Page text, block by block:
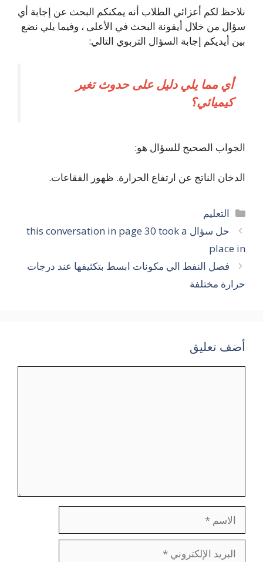
نلاحظ لكم أعزائي الطلاب أنه يمكنكم البحث عن إجابة أي
سؤال من خلال أيقونة البحث في الأعلى ، وفيما يلي نضع
بين أيديكم إجابة السؤال التربوي التالي:
أي مما يلي دليل على حدوث تغير
كيميائي؟
الجواب الصحيح للسؤال هو:
الدخان الناتج عن ارتفاع الحرارة. ظهور الفقاعات.
التصنيفات
التعليم
حل سؤال this conversation in page 30 took a
place in
فصل النفط الي مكونات ابسط بتكثیفها عند درجات
حرارة مختلفة
أضف تعليق